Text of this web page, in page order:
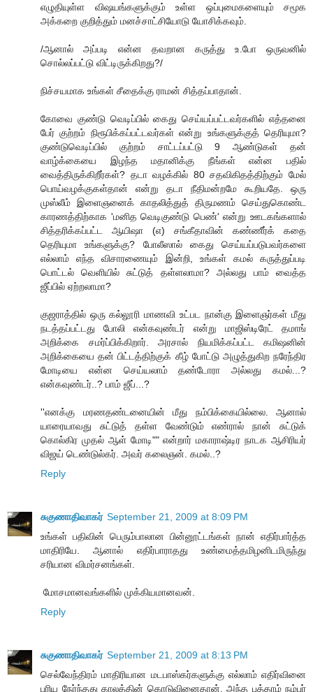
எழுதியுள்ள விஷயங்களுக்கும் உள்ள ஒப்புமைகளையும் சமூக
அக்கறை குறித்தும் மனச்சாட்சியோடு யோசிக்கவும்.
/ஆனால் அப்படி என்ன தவறான கருத்து உ.போ ஒருவனில்
சொல்லப்பட்டு விட்டிருக்கிறது?/
நிச்சயமாக உங்கள் சீதைக்கு ராமன் சித்தப்பாதான்.
கோவை குண்டு வெடிப்பில் கைது செய்யப்பட்டவர்களில் எத்தனை
பேர் குற்றம் நிரூபிக்கப்பட்டவர்கள் என்று உங்களுக்குத் தெரியுமா?
குண்டுவெடிப்பில் குற்றம் சாட்டப்பட்டு 9 ஆண்டுகள் தன்
வாழ்க்கையை இழந்த மதானிக்கு நீங்கள் என்ன பதில்
வைத்திருக்கிறீர்கள்? தடா வழக்கில் 80 சதவிகிதத்திற்கும் மேல்
பொய்வழக்குகள்தான் என்று தடா நீதிமன்றமே கூறியதே. ஒரு
முஸ்லீம் இளைஞனைக் காதலித்துத் திருமணம் செய்துகொண்ட
காரணத்திற்காக 'மனித வெடிகுண்டு பெண்' என்று ஊடகங்களால்
சித்தரிக்கப்பட்ட ஆயிஷா (எ) சங்கீதாவின் கண்ணீர்க் கதை
தெரியுமா உங்களுக்கு? போலீஸால் கைது செய்யப்படுபவர்களை
எல்லாம் எந்த விசாரணையும் இன்றி, உங்கள் கமல் கருத்துப்படி
பொட்டல் வெளியில் சுட்டுத் தள்ளலாமா? அல்லது பாம் வைத்த
ஜீப்பில் ஏற்றலாமா?
குஜராத்தில் ஒரு கல்லூரி மாணவி உட்பட நான்கு இளைஞர்கள் மீது
நடத்தப்பட்டது போலி என்கவுண்டர் என்று மாஜிஸ்டிரேட் தமாங்
அறிக்கை சமர்ப்பிக்கிறார். அரசால் நியமிக்கப்பட்ட கமிஷனின்
அறிக்கையை தன் பிட்டத்திற்குக் கீழ் போட்டு அழுத்துகிற நரேந்திர
மோடியை என்ன செய்யலாம் தண்டோரா அல்லது கமல்...?
என்கவுண்டர்..? பாம் ஜீப்...?
''எனக்கு மரணதண்டனையின் மீது நம்பிக்கையில்லை. ஆனால்
யாரையாவது சுட்டுத் தள்ள வேண்டும் எண்ரால் நான் சுட்டுக்
கொல்கிர முதல் ஆள் மோடி"" என்றார் மகாராஷ்டிர நாடக ஆசிரியர்
விஜய் டெண்டுல்கர். அவர் கலைஞன். கமல்..?
Reply
சுகுணாதிவாகர் September 21, 2009 at 8:09 PM
உங்கள் பதிவின் பெரும்பாலான பின்னூட்டங்கள் நான் எதிர்பார்த்த
மாதிரியே. ஆனால் எதிர்பாராதது உண்மைத்தமிழனிடமிருந்து
சரியான விமர்சனங்கள்.
‍ ‍மோசமானவங்களில் முக்கியமானவன்.
Reply
சுகுணாதிவாகர் September 21, 2009 at 8:13 PM
செல்வேந்திரம் மாதிரியான மடபாஸ்கர்களுக்கு எல்லாம் எதிர்வினை
புரிய நேர்ந்தது காலத்தின் கொடுவினைதான். அந்த பத்தாம் நம்பர்